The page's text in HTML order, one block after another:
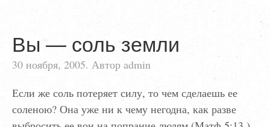
Вы — соль земли
30 ноября, 2005. Автор admin
Если же соль потеряет силу, то чем сделаешь ее
соленою? Она уже ни к чему негодна, как разве